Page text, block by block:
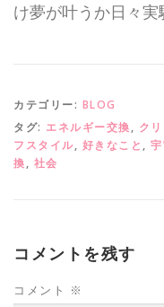
け夢が叶うか日々実
カテゴリー: BLOG
タグ: エネルギー交換, ク
フスタイル, 好きなこと ,
換, 社会
コメントを残す
コメント ※